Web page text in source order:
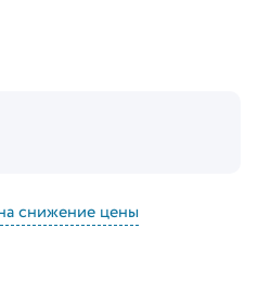
снижение цены